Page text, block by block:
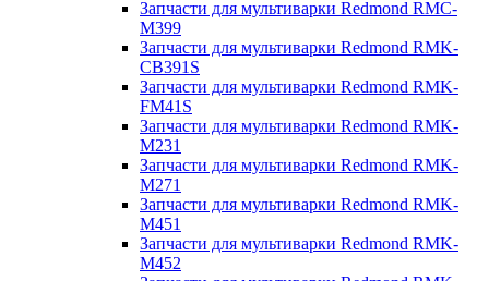
Запчасти для мультиварки Redmond RMC-
M399
Запчасти для мультиварки Redmond RMK-
CB391S
Запчасти для мультиварки Redmond RMK-
FM41S
Запчасти для мультиварки Redmond RMK-
M231
Запчасти для мультиварки Redmond RMK-
M271
Запчасти для мультиварки Redmond RMK-
M451
Запчасти для мультиварки Redmond RMK-
M452